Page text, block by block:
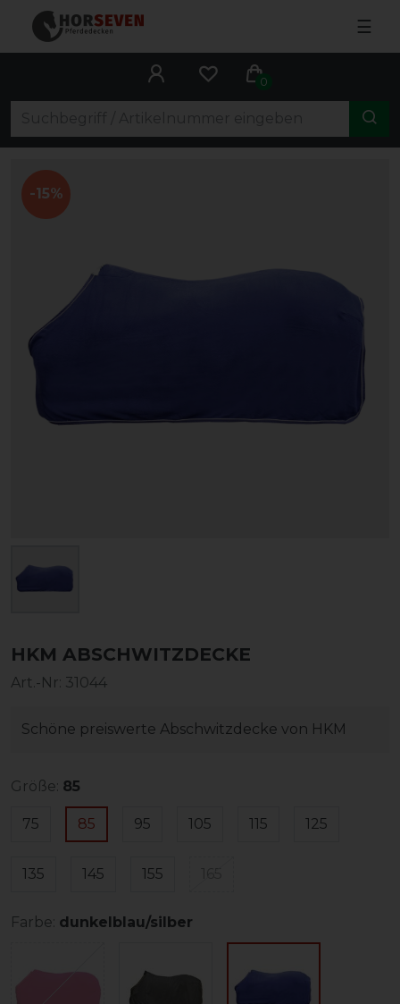
☰
0
-15%
HKM ABSCHWITZDECKE
Art.-Nr: 31044
Schöne preiswerte Abschwitzdecke von HKM
Größe: 85
75 85 95 105 115 125
135 145 155
Farbe: dunkelblau/silber